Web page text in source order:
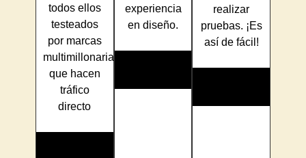
todos ellos
testeados
por marcas
multimillonarias
que hacen
tráfico
directo
experiencia
en diseño.
realizar
pruebas. ¡Es
así de fácil!